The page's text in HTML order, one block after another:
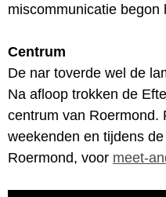
miscommunicatie begon
Centrum
De nar toverde wel de
Na afloop trokken de
centrum van Roermond.
weekenden en tijdens
Roermond, voor meet-